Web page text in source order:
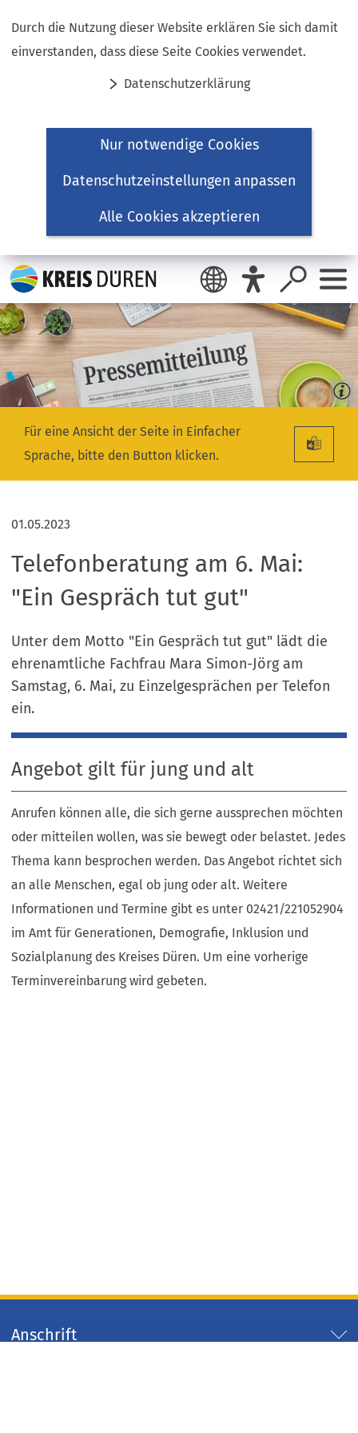
Durch die Nutzung dieser Website erklären Sie sich damit
einverstanden, dass diese Seite Cookies verwendet.
Datenschutzerklärung
Nur notwendige Cookies
Datenschutzeinstellungen anpassen
Alle Cookies akzeptieren
Inhalt anspringen
Für eine Ansicht der Seite in Einfacher
Sprache, bitte den Button klicken.
01.05.2023
Telefonberatung am 6. Mai:
"Ein Gespräch tut gut"
Unter dem Motto "Ein Gespräch tut gut" lädt die
ehrenamtliche Fachfrau Mara Simon-Jörg am
Samstag, 6. Mai, zu Einzelgesprächen per Telefon
ein.
Angebot gilt für jung und alt
Anrufen können alle, die sich gerne aussprechen möchten
oder mitteilen wollen, was sie bewegt oder belastet. Jedes
Thema kann besprochen werden. Das Angebot richtet sich
an alle Menschen, egal ob jung oder alt. Weitere
Informationen und Termine gibt es unter 02421/221052904
im Amt für Generationen, Demografie, Inklusion und
Sozialplanung des Kreises Düren. Um eine vorherige
Terminvereinbarung wird gebeten.
Anschrift